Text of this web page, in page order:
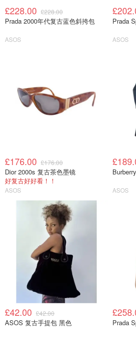
£228.00 £228.00
Prada 2000年代复古蓝色斜挎包
ASOS
Prada
ASOS
£176.00 £176.00
Dior 2000s 复古茶色墨镜
好复古好好看！！
ASOS ASOS
£42.00 £42.00
ASOS 复古手提包 黑色 Prada